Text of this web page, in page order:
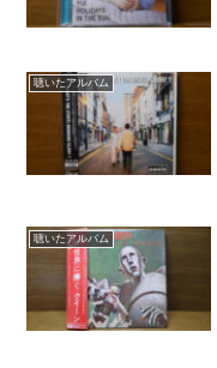
聴いたアルバム
聴いたアルバム